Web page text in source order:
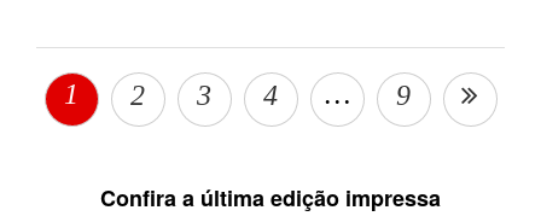
1 2 3 4 … 9
Confira a última edição impressa